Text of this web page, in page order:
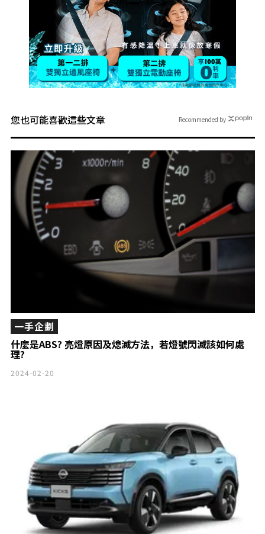
您也可能喜歡這些文章
什麼是ABS? 亮燈原因及熄滅方法，若燈號閃滅該如何處
理?
一手企劃
2024-02-20
Recommended by